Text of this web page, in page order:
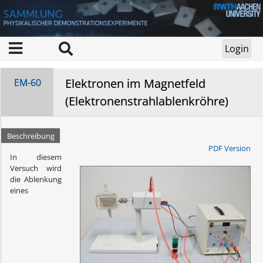
EM-60
Elektronen im Magnetfeld
(Elektronenstrahlablenkröhre)
Beschreibung
PDF Version
In diesem
Versuch wird
die Ablenkung
eines